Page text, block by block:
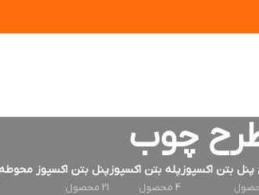
چوب
پنل بتن اکسپوزپله بتن اکسپوز
4 محصول
پنل بتن اکسپوز محوطه
21 محصول